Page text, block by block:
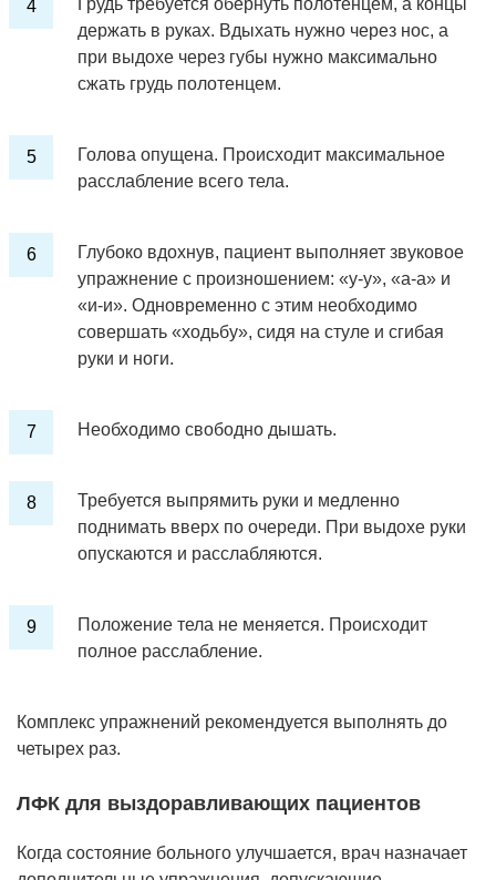
держать в руках. Вдыхать нужно через нос, а
при выдохе через губы нужно максимально
сжать грудь полотенцем.
Голова опущена. Происходит максимальное
расслабление всего тела.
Глубоко вдохнув, пациент выполняет звуковое
упражнение с произношением: «у-у», «а-а» и
«и-и». Одновременно с этим необходимо
совершать «ходьбу», сидя на стуле и сгибая
руки и ноги.
Необходимо свободно дышать.
Требуется выпрямить руки и медленно
поднимать вверх по очереди. При выдохе руки
опускаются и расслабляются.
Положение тела не меняется. Происходит
полное расслабление.
Комплекс упражнений рекомендуется выполнять до
четырех раз.
ЛФК для выздоравливающих пациентов
Когда состояние больного улучшается, врач назначает